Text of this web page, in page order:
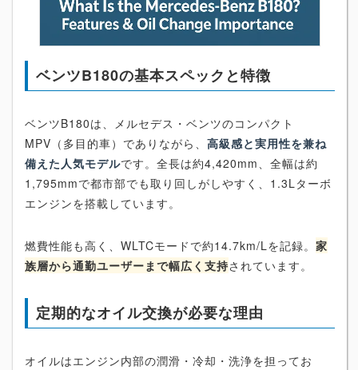
ベンツB180の基本スペックと特徴
ベンツB180は、メルセデス・ベンツのコンパクト
MPV（多目的車）でありながら、 高級感と実用性を兼ね
備えた人気モデルです。全長は約4,420mm、全幅は約
1,795mmで都市部でも取り回しがしやすく、1.3Lターボ
エンジンを搭載しています。
燃費性能も高く、WLTCモードで約14.7km/Lを記録。 家
族層から通勤ユーザーまで幅広く支持されています。
定期的なオイル交換が必要な理由
オイルはエンジン内部の潤滑・冷却・洗浄を担ってお